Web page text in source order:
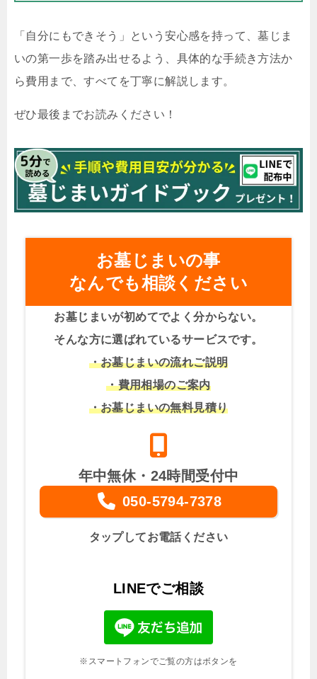
「自分にもできそう」という安心感を持って、墓じま
いの第一歩を踏み出せるよう、具体的な手続き方法か
ら費用まで、すべてを丁寧に解説します。
ぜひ最後までお読みください！
お墓じまいの事
なんでも相談ください
お墓じまいが初めてでよく分からない。
そんな方に選ばれているサービスです。
・お墓じまいの流れご説明
・費用相場のご案内
・お墓じまいの無料見積り
年中無休・24時間受付中
050-5794-7378
タップしてお電話ください
LINEでご相談
※スマートフォンでご覧の方はボタンを